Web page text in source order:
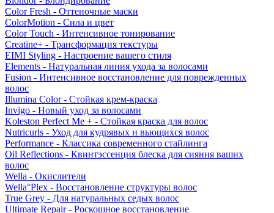
Color Fresh - Оттеночные маски
ColorMotion - Сила и цвет
Color Touch - Интенсивное тонирование
Creatine+ - Трансформация текстуры
EIMI Styling - Настроение вашего стиля
Elements - Натуральная линия ухода за волосами
Fusion - Интенсивное восстановление для поврежденных
волос
Illumina Color - Стойкая крем-краска
Invigo - Новый уход за волосами
Koleston Perfect Me + - Стойкая краска для волос
Nutricurls - Уход для кудрявых и вьющихся волос
Performance - Классика современного стайлинга
Oil Reflections - Квинтэссенция блеска для сияния ваших
волос
Wella - Окислители
Wella°Plex - Восстановление структуры волос
True Grey - Для натуральных седых волос
Ultimate Repair - Роскошное восстановление